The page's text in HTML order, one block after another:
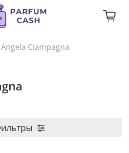
Angela Ciampagna